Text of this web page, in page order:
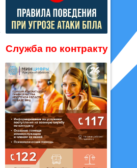
Служба по контракту